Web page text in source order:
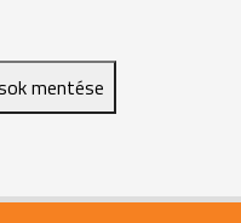
mentése